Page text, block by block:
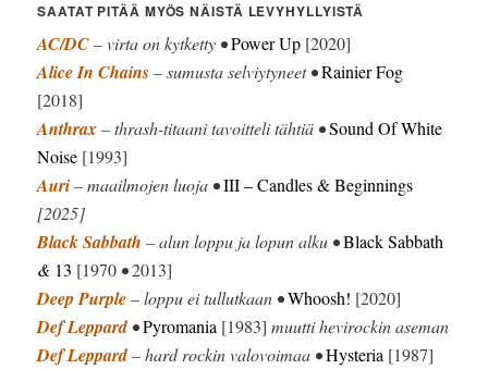
SAATAT PITÄÄ MYÖS NÄISTÄ LEVYHYLLYISTÄ
AC/DC– virta on kytketty •Power Up [2020]
Alice In Chains– sumusta selviytyneet •Rainier Fog
[2018]
Anthrax– thrash-titaani tavoitteli tähtiä •Sound Of White
Noise [1993]
Auri– maailmojen luoja •III – Candles & Beginnings
[2025]
Black Sabbath – alun loppu ja lopun alku •Black Sabbath
& 13 [1970 •2013]
Deep Purple– loppu ei tullutkaan •Whoosh! [2020]
Def Leppard•Pyromania [1983] muutti hevirockin aseman
Def Leppard– hard rockin valovoimaa •Hysteria [1987]